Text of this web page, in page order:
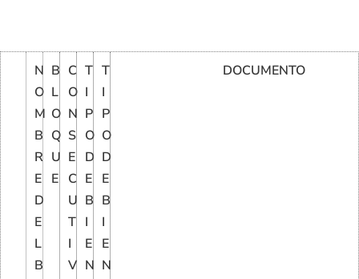
N
O
M
B
R
E
D
E
L
B
B
L
O
Q
U
E
C
O
N
S
E
C
U
T
I
V
T
I
P
O
D
E
B
I
E
N
T
I
P
O
D
E
B
I
E
N
DOCUMENTO